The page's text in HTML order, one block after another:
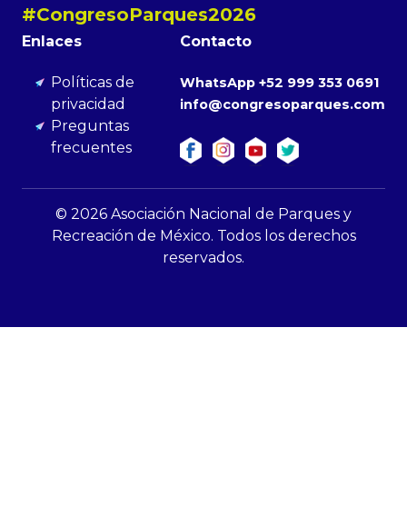
#CongresoParques2026
Enlaces
Políticas de
privacidad
Preguntas
frecuentes
Contacto
WhatsApp +52 999 353 0691
info@congresoparques.com
© 2026 Asociación Nacional de Parques y
Recreación de México. Todos los derechos
reservados.